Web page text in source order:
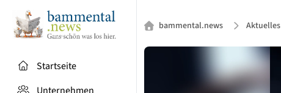
Startseite
bammental.news Aktuelles